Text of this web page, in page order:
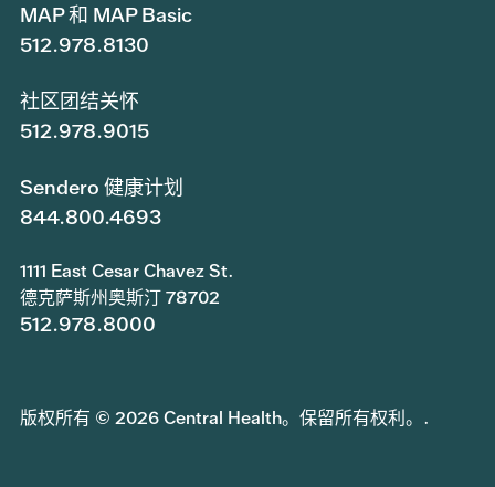
MAP 和 MAP Basic
512.978.8130
社区团结关怀
512.978.9015
Sendero 健康计划
844.800.4693
1111 East Cesar Chavez St.
德克萨斯州奥斯汀 78702
512.978.8000
版权所有 © 2026 Central Health。保留所有权利。.